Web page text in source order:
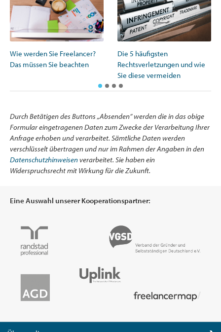
Wie werden Sie Freelancer?
Das müssen Sie beachten
Die 5 häufigsten
Rechtsverletzungen und wie
Sie diese vermeiden
Durch Betätigen des Buttons „Absenden“ werden die in das obige
Formular eingetragenen Daten zum Zwecke der Verarbeitung Ihrer
Anfrage erhoben und verarbeitet. Sämtliche Daten werden
verschlüsselt übertragen und nur im Rahmen der Angaben in den
Datenschutzhinweisenverarbeitet. Sie haben ein
Widerspruchsrecht mit Wirkung für die Zukunft.
Eine Auswahl unserer Kooperationspartner: